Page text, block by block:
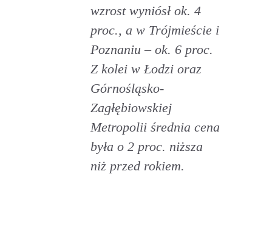
wzrost wyniósł ok. 4
proc., a w Trójmieście i
Poznaniu – ok. 6 proc.
Z kolei w Łodzi oraz
Górnośląsko-
Zagłębiowskiej
Metropolii średnia cena
była o 2 proc. niższa
niż przed rokiem.